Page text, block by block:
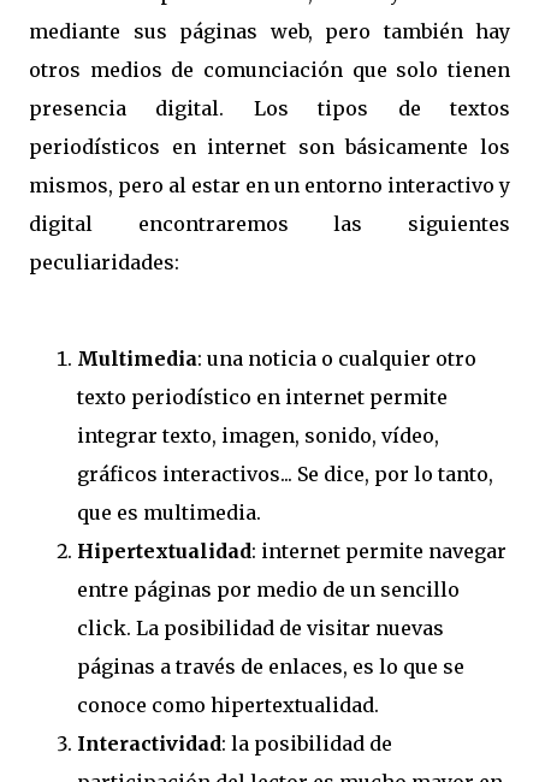
mediante sus páginas web, pero también hay
otros medios de comunciación que solo tienen
presencia digital. Los tipos de textos
periodísticos en internet son básicamente los
mismos, pero al estar en un entorno interactivo y
digital encontraremos las siguientes
peculiaridades:
Multimedia: una noticia o cualquier otro
texto periodístico en internet permite
integrar texto, imagen, sonido, vídeo,
gráficos interactivos... Se dice, por lo tanto,
que es multimedia.
Hipertextualidad: internet permite navegar
entre páginas por medio de un sencillo
click. La posibilidad de visitar nuevas
páginas a través de enlaces, es lo que se
conoce como hipertextualidad.
Interactividad: la posibilidad de